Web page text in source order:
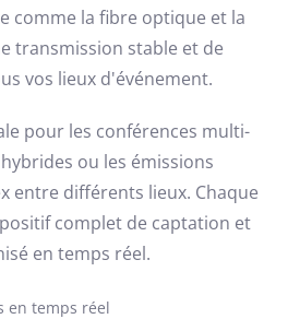
comme la fibre optique et la
transmission stable et de
vos lieux d'événement.
pour les conférences multi-
ou les émissions
entre différents lieux. Chaque
complet de captation et
en temps réel.
en temps réel